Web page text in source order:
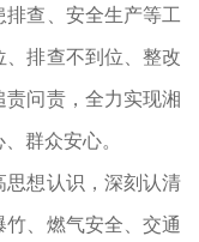
查、安全生产等工
排查不到位、整改
问责，全力实现湘
群众安心。
想认识，深刻认清
、燃气安全、交通